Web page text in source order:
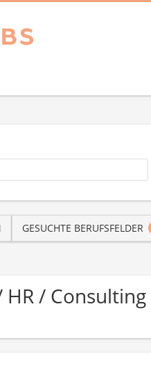
GESUCHTE BERUFSFELDER
/